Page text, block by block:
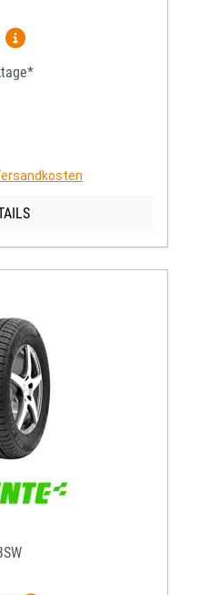
Mehr Informationen zum EU-